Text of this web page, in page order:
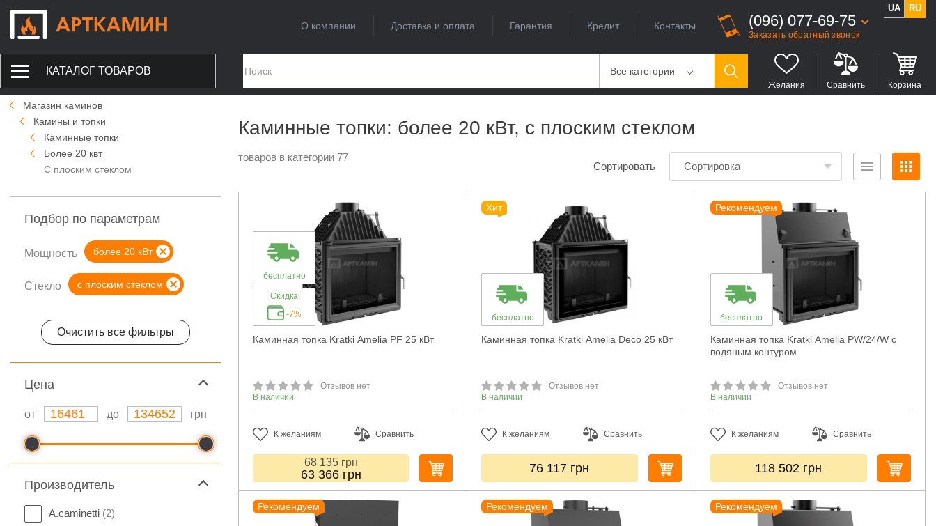
О компании Доставка и оплата Гарантия Кредит Контакты (096) 077-69-75
Заказать обратный звонок
UA RU
КАТАЛОГ ТОВАРОВ Все категории
Желания Сравнить Корзина
Магазин каминов
Камины и топки
Каминные топки
Более 20 квт
С плоским стеклом
Подбор по параметрам
Мощность более 20 кВт
Стекло с плоским стеклом
Очистить все фильтры
Цeна
от до грн
Производитель
A.caminetti (2)
Каминные топки: более 20 кВт, с плоским стеклом
товаров в категории 77
Сортировать Сортировка
бесплатно
Скидка
-7%
Каминная топка Kratki Amelia PF 25 кВт
Отзывов нет
В наличии
К желаниям Сравнить
68 135грн
63 366 грн
Хит
бесплатно
Каминная топка Kratki Amelia Deco 25 кВт
Отзывов нет
В наличии
К желаниям Сравнить
76 117 грн
Рекомендуем
бесплатно
Каминная топка Kratki Amelia PW/24/W с
водяным контуром
Отзывов нет
В наличии
К желаниям Сравнить
118 502 грн
Рекомендуем Рекомендуем Рекомендуем